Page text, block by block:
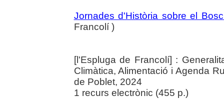
Jornades d'Història sobre el
Francolí )
[l'Espluga de Francolí] :
Climàtica, Alimentació i Agenda
de Poblet, 2024
1 recurs electrònic (455 p.)